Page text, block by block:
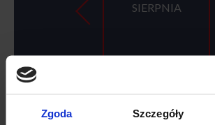
Zgoda Szczegóły
SIERPNIA